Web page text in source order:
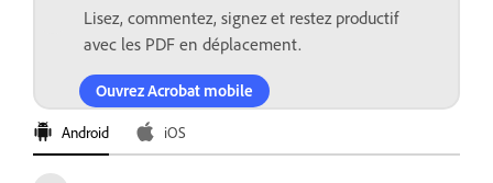
Lisez, commentez, signez et restez productif
avec les PDF en déplacement.
Ouvrez Acrobat mobile
Android iOS